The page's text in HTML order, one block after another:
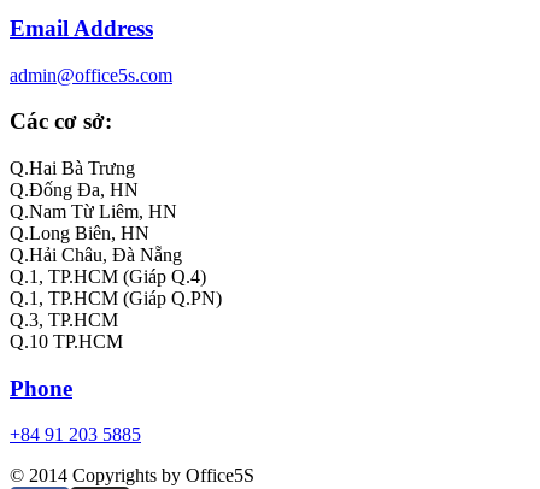
Email Address
admin@office5s.com
Các cơ sở:
Q.Hai Bà Trưng
Q.Đống Đa, HN
Q.Nam Từ Liêm, HN
Q.Long Biên, HN
Q.Hải Châu, Đà Nẵng
Q.1, TP.HCM (Giáp Q.4)
Q.1, TP.HCM (Giáp Q.PN)
Q.3, TP.HCM
Q.10 TP.HCM
Phone
+84 91 203 5885
© 2014 Copyrights by Office5S